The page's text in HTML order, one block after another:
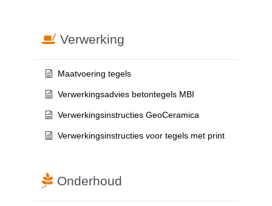
Verwerking
Maatvoering tegels
Verwerkingsadvies betontegels MBI
Verwerkingsinstructies GeoCeramica
Verwerkingsinstructies voor tegels met print
Onderhoud